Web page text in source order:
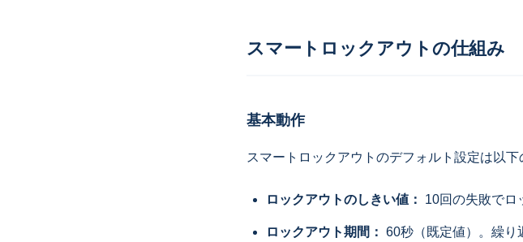
スマートロックアウトの仕組み
基本動作
スマートロックアウトのデフォルト設定は以下
ロックアウトのしきい値： 10回の失敗でロ
ロックアウト期間： 60秒（既定値）。繰り